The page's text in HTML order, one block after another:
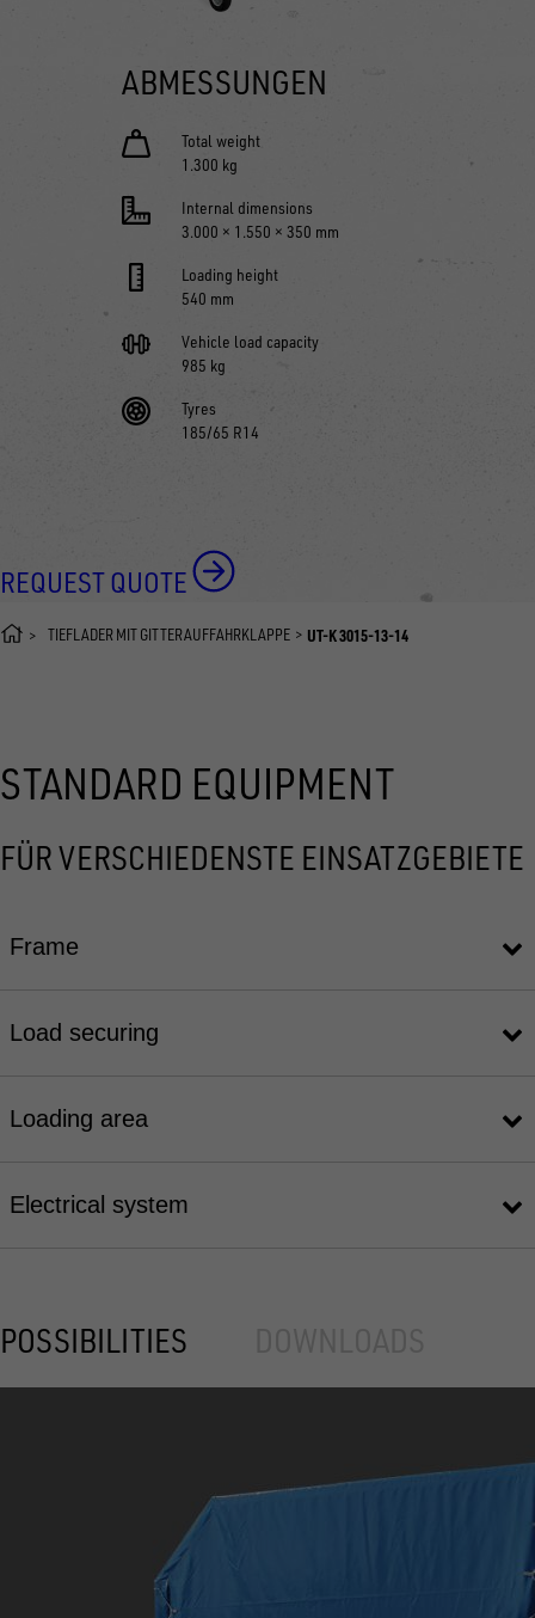
ABMESSUNGEN
Total weight
1.300 kg
Internal dimensions
3.000 × 1.550 × 350 mm
Loading height
540 mm
Vehicle load capacity
985 kg
Tyres
185/65 R14
REQUEST QUOTE
TIEFLADER MIT GITTERAUFFAHRKLAPPE UT-K 3015-13-14
STANDARD EQUIPMENT
FÜR VERSCHIEDENSTE EINSATZGEBIETE
Frame
Load securing
Loading area
Electrical system
POSSIBILITIES